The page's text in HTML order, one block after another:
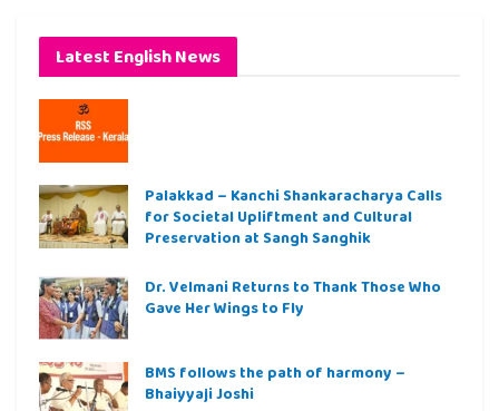
Latest English News
Palakkad – Kanchi Shankaracharya Calls
for Societal Upliftment and Cultural
Preservation at Sangh Sanghik
Dr. Velmani Returns to Thank Those Who
Gave Her Wings to Fly
BMS follows the path of harmony –
Bhaiyyaji Joshi